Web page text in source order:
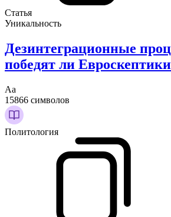
Статья
Уникальность
Дезинтеграционные
победят ли
Аа
15866 символов
Политология